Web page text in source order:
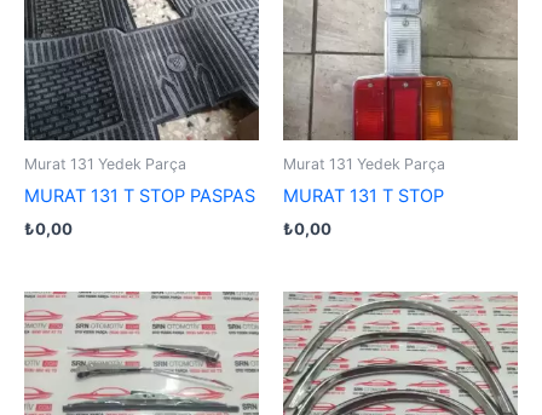
Murat 131 Yedek Parça
MURAT 131 T STOP PASPAS
₺0,00
Murat 131 Yedek Parça
MURAT 131 T STOP
₺0,00